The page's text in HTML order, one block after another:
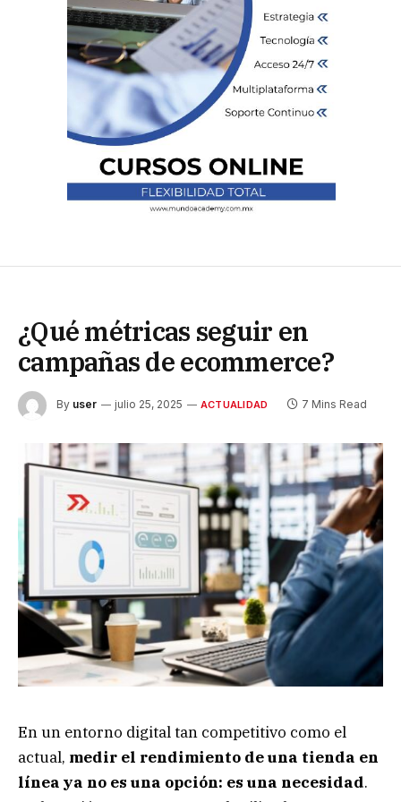
¿Qué métricas seguir en
campañas de ecommerce?
By user julio 25, 2025 ACTUALIDAD 7 Mins Read
En un entorno digital tan competitivo como el
actual, medir el rendimiento de una tienda en
línea ya no es una opción: es una necesidad.